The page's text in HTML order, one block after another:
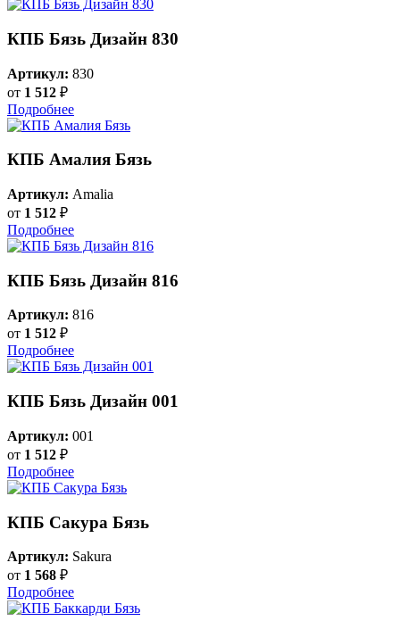
КПБ Бязь Дизайн 830
Артикул: 830
от 1 512 ₽
Подробнее
КПБ Амалия Бязь
Артикул: Amalia
от 1 512 ₽
Подробнее
КПБ Бязь Дизайн 816
Артикул: 816
от 1 512 ₽
Подробнее
КПБ Бязь Дизайн 001
Артикул: 001
от 1 512 ₽
Подробнее
КПБ Сакура Бязь
Артикул: Sakura
от 1 568 ₽
Подробнее